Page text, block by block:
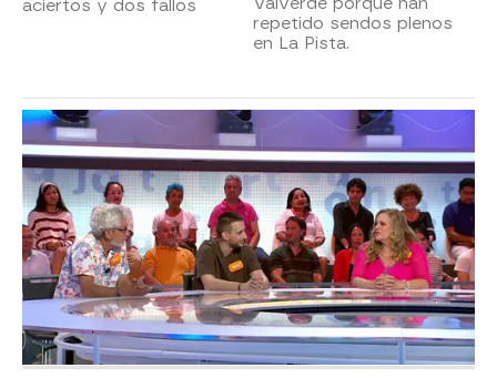
aciertos y dos fallos
repetido sendos plenos
en La Pista.